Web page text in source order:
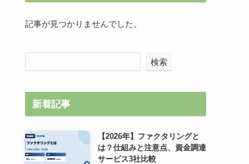
記事が見つかりませんでした。
検索
新着記事
【2026年】ファクタリングと
は？仕組みと注意点、資金調達
サービス3社比較